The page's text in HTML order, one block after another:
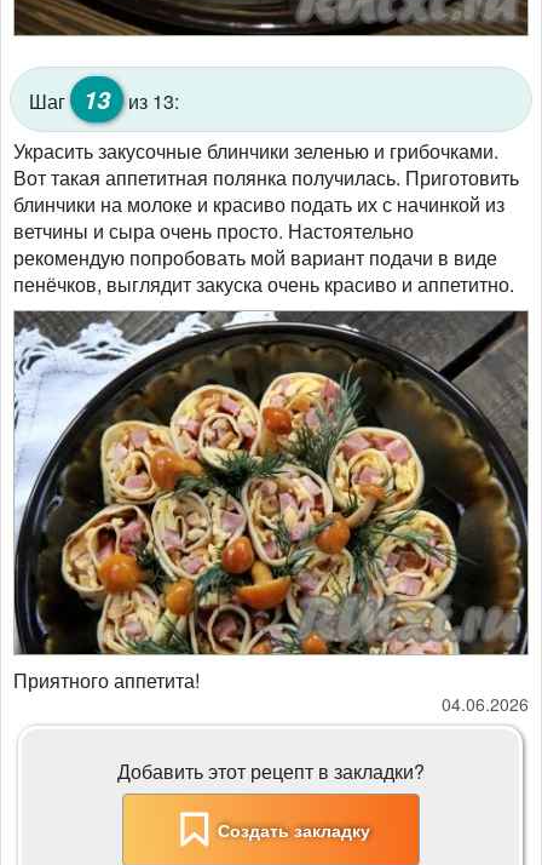
Шаг 13 из 13:
Украсить закусочные блинчики зеленью и грибочками.
Вот такая аппетитная полянка получилась. Приготовить
блинчики на молоке и красиво подать их с начинкой из
ветчины и сыра очень просто. Настоятельно
рекомендую попробовать мой вариант подачи в виде
пенёчков, выглядит закуска очень красиво и аппетитно.
Приятного аппетита!
04.06.2026
Добавить этот рецепт в закладки?
Создать закладку